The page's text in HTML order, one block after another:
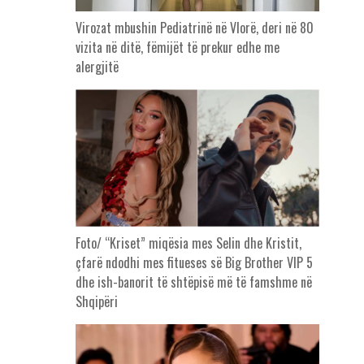
Virozat mbushin Pediatrinë në Vlorë, deri në 80
vizita në ditë, fëmijët të prekur edhe me
alergjitë
Foto/ “Kriset” miqësia mes Selin dhe Kristit,
çfarë ndodhi mes fitueses së Big Brother VIP 5
dhe ish-banorit të shtëpisë më të famshme në
Shqipëri